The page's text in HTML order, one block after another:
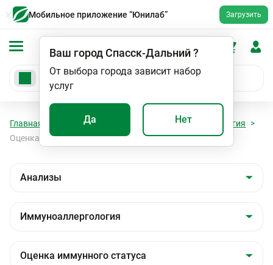
Мобильное приложение “Юнилаб” Загрузить
Ваш городСпасск-Дальний?
От выбора города зависит набор
услуг
Да Нет
Главная Анализы
Иммуноаллергология
Оценка иммунного статуса